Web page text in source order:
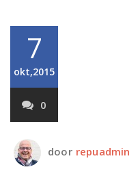
7
okt,2015
0
door repuadmin